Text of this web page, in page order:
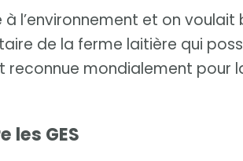
l’environnement et on voulait
de la ferme laitière qui
mondialement pour
les GES